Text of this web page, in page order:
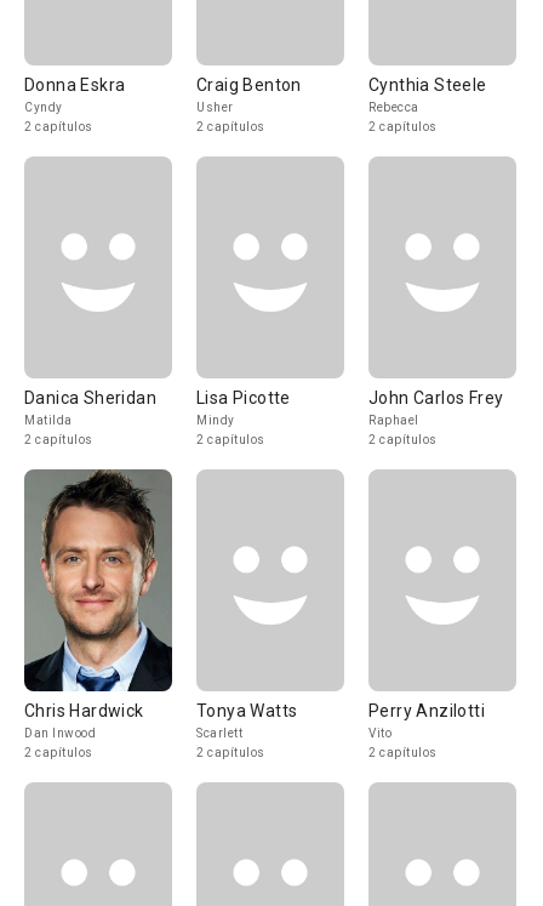
Donna Eskra
Cyndy
2 capítulos
Craig Benton
Usher
2 capítulos
Cynthia Steele
Rebecca
2 capítulos
Danica Sheridan
Matilda
2 capítulos
Lisa Picotte
Mindy
2 capítulos
John Carlos Frey
Raphael
2 capítulos
Chris Hardwick
Dan Inwood
2 capítulos
Tonya Watts
Scarlett
2 capítulos
Perry Anzilotti
Vito
2 capítulos